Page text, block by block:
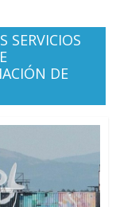
SERVICIOS
DE